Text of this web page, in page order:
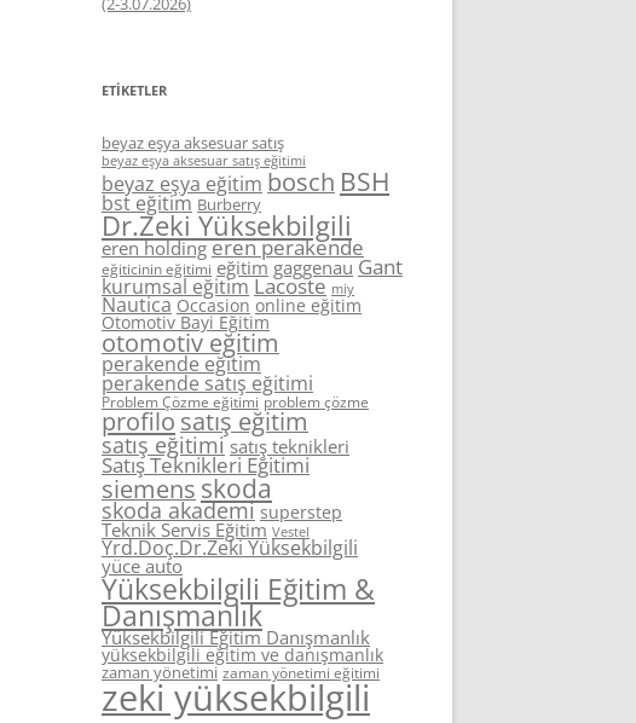
ETIKETLER
beyaz eşya aksesuar satış
beyaz eşya aksesuar satış eğitimi
beyaz eşya eğitim bosch BSH
bst eğitim Burberry
Dr.Zeki Yüksekbilgili
eren holding eren perakende
eğiticinin eğitimi eğitim gaggenau Gant
kurumsal eğitim Lacoste miy
Nautica Occasion online eğitim
Otomotiv Bayi Eğitim
otomotiv eğitim
perakende eğitim
perakende satış eğitimi
Problem Çözme eğitimi problem çözme
profilo satış eğitim
satış eğitimi satış teknikleri
Satış Teknikleri Eğitimi
siemens skoda
skoda akademi superstep
Teknik Servis Eğitim Vestel
Yrd.Doç.Dr.Zeki Yüksekbilgili
yüce auto
Yüksekbilgili Eğitim &
Danışmanlık
Yüksekbilgili Eğitim Danışmanlık
yüksekbilgili eğitim ve danışmanlık
zaman yönetimi zaman yönetimi eğitimi
zeki yüksekbilgili